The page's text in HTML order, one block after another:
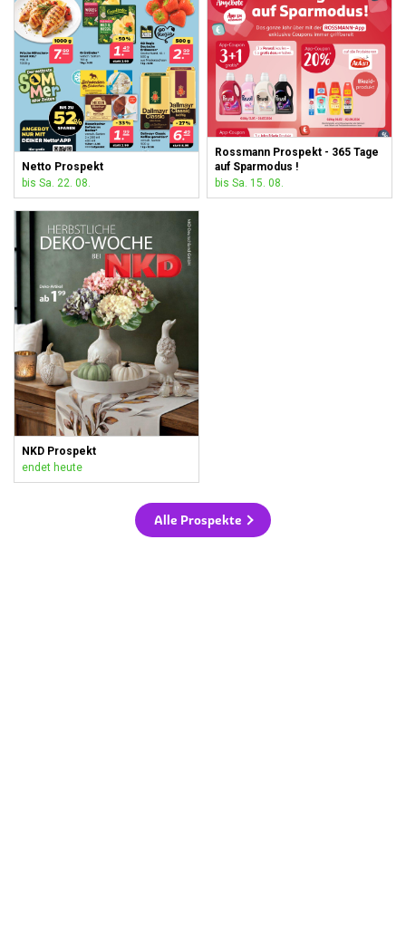
Netto Prospekt
bis Sa. 22. 08.
Rossmann Prospekt - 365 Tage
auf Sparmodus !
bis Sa. 15. 08.
NKD Prospekt
endet heute
Alle Prospekte